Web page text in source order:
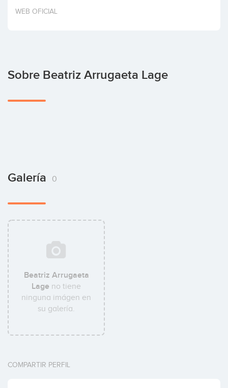
Invertir
WEB OFICIAL
Sobre Beatriz Arrugaeta Lage
Galería 0
Beatriz Arrugaeta
Lage no tiene
ninguna imágen en
su galería.
COMPARTIR PERFIL